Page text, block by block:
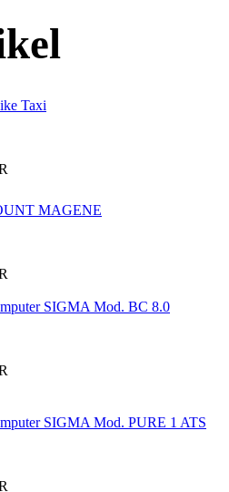
Taxi
MAGENE
SIGMA Mod. BC 8.0
SIGMA Mod. PURE 1 ATS